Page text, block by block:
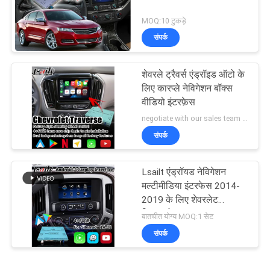
MOQ:10 टुकड़े
संपर्क
शेवरले ट्रैवर्स एंड्रॉइड ऑटो के
लिए कारप्ले नेविगेशन बॉक्स
वीडियो इंटरफ़ेस
negotiate with our sales team MOQ:10 टुकड़े
संपर्क
Lsailt एंड्रॉयड नेविगेशन
मल्टीमीडिया इंटरफेस 2014-
2019 के लिए शेवरलेट
सिल्वरडो 1500 2500 3500
माइलिंक सिस्टम
बातचीत योग्य MOQ:1 सेट
संपर्क